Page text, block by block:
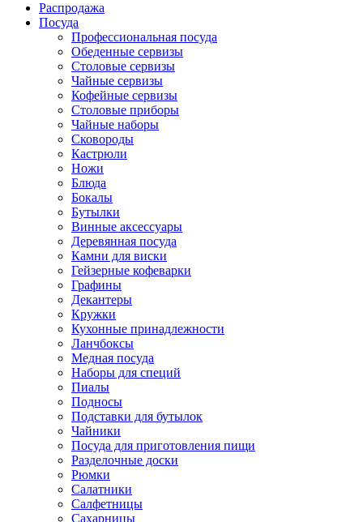
Распродажа
Посуда
Профессиональная посуда
Обеденные сервизы
Столовые сервизы
Чайные сервизы
Кофейные сервизы
Столовые приборы
Чайные наборы
Сковороды
Кастрюли
Ножи
Блюда
Бокалы
Бутылки
Винные аксессуары
Деревянная посуда
Камни для виски
Гейзерные кофеварки
Графины
Декантеры
Кружки
Кухонные принадлежности
Ланчбоксы
Медная посуда
Наборы для специй
Пиалы
Подносы
Подставки для бутылок
Чайники
Посуда для приготовления пищи
Разделочные доски
Рюмки
Салатники
Салфетницы
Сахарницы